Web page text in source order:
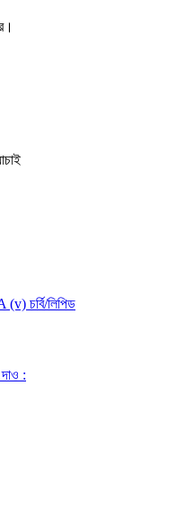
চর্বি/লিপিড
: